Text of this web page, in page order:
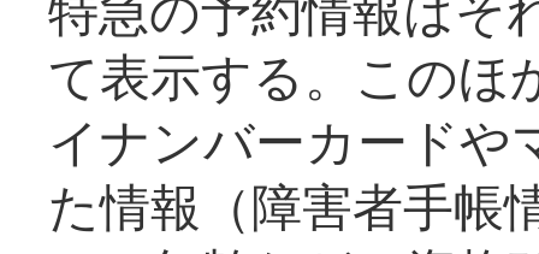
て表示する。このほ
イナンバーカードや
た情報（障害者手帳